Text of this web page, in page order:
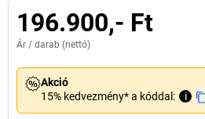
196.900,- Ft
Ár / darab (nettó)
Akció
15% kedvezmény* a kóddal:
i